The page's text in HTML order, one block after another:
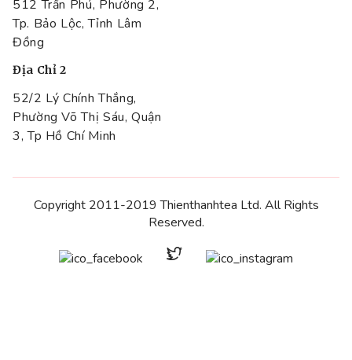
512 Trần Phú, Phường 2,
Tp. Bảo Lộc, Tỉnh Lâm
Đồng
Địa Chỉ 2
52/2 Lý Chính Thắng,
Phường Võ Thị Sáu, Quận
3, Tp Hồ Chí Minh
Copyright 2011-2019 Thienthanhtea Ltd. All Rights
Reserved.